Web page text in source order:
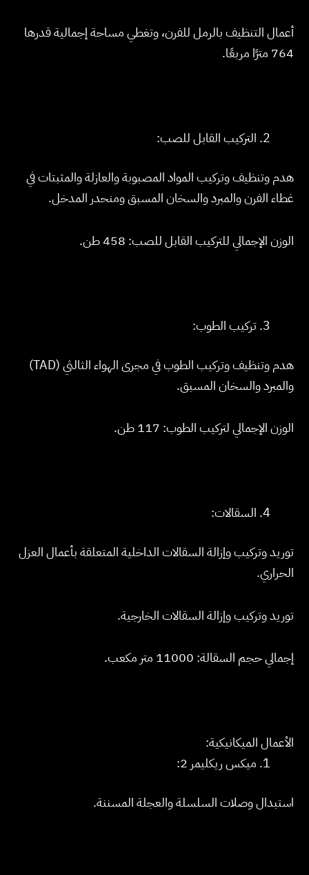
أعمال التنظيف بالرمل للفرن، وتغطي مساحة إجمالية قدرها
764 مترًا مربعًا.
التركيب القابل للصب:
هدم وتنظيف وتركيب المواد المصبوبة والعازلة والمثبتات في
غطاء الفرن والمبرد والسخان المسبق ومنحدر المدخل.
الوزن الإجمالي للتركيب القابل للصب: 458 طن.
تركيب الطوب:
هدم وتنظيف وتركيب الطوب في مجرى الهواء الثالثي (TAD)
والمبرد والسخان المسبق.
الوزن الإجمالي لتركيب الطوب: 117 طن.
السقالات:
توريد وتركيب وإزالة السقالات الداخلية المتعلقة بأعمال العزل
الحراري.
توريد وتركيب وإزالة السقالات الخارجية.
إجمالي حجم السقالة: 11000 متر مكعب.
الأعمال الميكانيكية:
ميكس ريكليمر 2:
استبدال وصلات السلسلة والعجلة المسننة.